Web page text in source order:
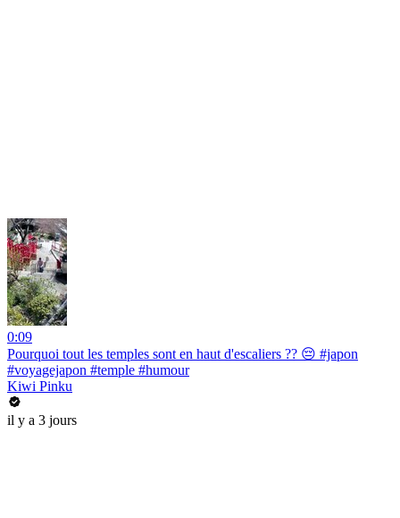
0:09
Pourquoi tout les temples sont en haut d'escaliers ?? 😔 #japon
#voyagejapon #temple #humour
Kiwi Pinku
il y a 3 jours